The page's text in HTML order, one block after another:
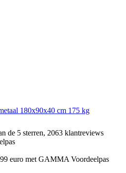
180x90x40 cm 175 kg
de 5 sterren, 2063 klantreviews
euro met GAMMA Voordeelpas